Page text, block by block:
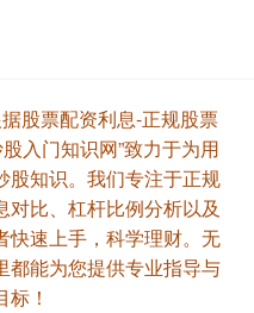
股票配资利息-正规股票
入门知识网”致力于为用
股知识。我们专注于正规
比、杠杆比例分析以及
快速上手，科学理财。无
都能为您提供专业指导与
！